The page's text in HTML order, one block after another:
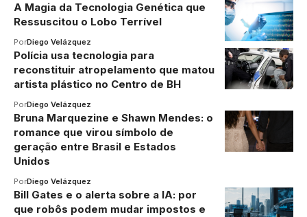
A Magia da Tecnologia Genética que
Ressuscitou o Lobo Terrível
PorDiego Velázquez
Polícia usa tecnologia para
reconstituir atropelamento que matou
artista plástico no Centro de BH
PorDiego Velázquez
Bruna Marquezine e Shawn Mendes: o
romance que virou símbolo de
geração entre Brasil e Estados
Unidos
PorDiego Velázquez
Bill Gates e o alerta sobre a IA: por
que robôs podem mudar impostos e